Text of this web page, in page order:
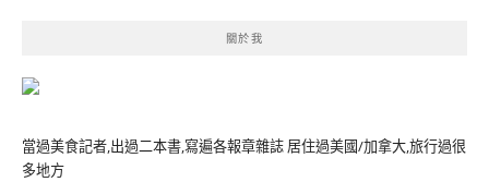
關於我
當過美食記者,出過二本書,寫遍各報章雜誌 居住過美國/加拿大,旅行過很
多地方